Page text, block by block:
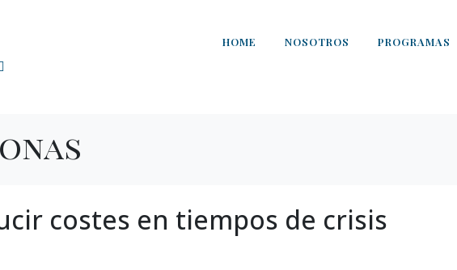
HOME NOSOTROS PROGRAMAS
costes en tiempos de crisis